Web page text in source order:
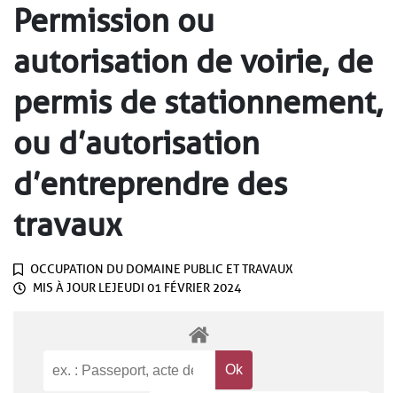
Permission ou
autorisation de voirie, de
permis de stationnement,
ou d’autorisation
d’entreprendre des
travaux
OCCUPATION DU DOMAINE PUBLIC ET TRAVAUX
MIS À JOUR LEJEUDI 01 FÉVRIER 2024